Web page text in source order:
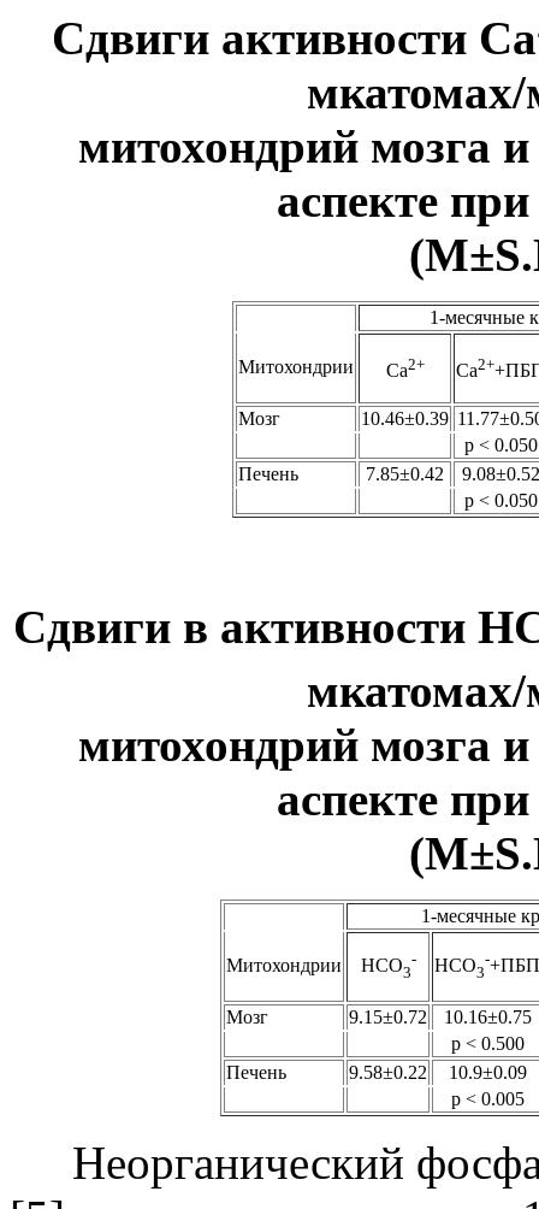
Сдвиги активности Ca
митохондрий мозга
аспекте
(М±
1-месячные
Митохондрии Ca2+ Ca2+
Мозг 10.46±0.39 11.77±
p < 0.050
Печень
7.85±0.42 9.08±0.52
p < 0.050
Сдвиги в активности
митохондрий мозга
аспекте
(М±
1-месячные
Митохондрии HCO3
- HCO3
-+ПБП
Мозг 9.15±0.72 10.16±0.75
p < 0.500
Печень
9.58±0.22 10.9±0.09
p < 0.005
Неорганический